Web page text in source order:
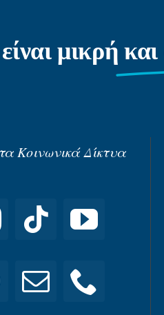
μικρή
Κοινωνικά Δίκτυα